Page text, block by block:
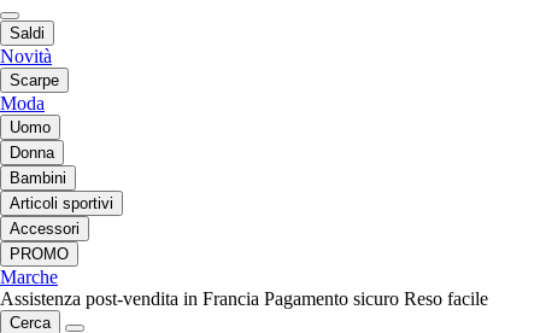
Saldi
Novità
Scarpe
Moda
Uomo
Donna
Bambini
Articoli sportivi
Accessori
PROMO
Marche
Assistenza post-vendita in Francia Pagamento sicuro Reso facile
Cerca